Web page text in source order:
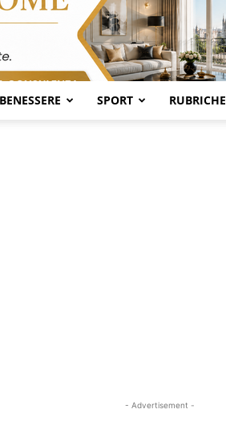
SPORT RUBRICHE
- Advertisement -